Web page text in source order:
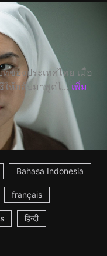
ของประเทศไทย เมื่อ
ห้กลับมาพูดไ... เพิ่ม
Bahasa Indonesia
français
हिन्दी